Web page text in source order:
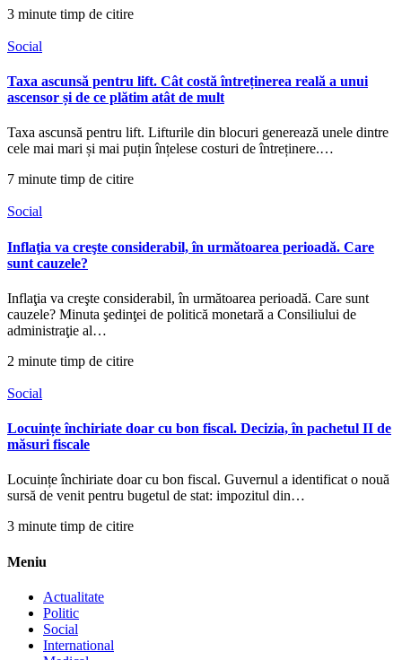
3 minute timp de citire
Social
Taxa ascunsă pentru lift. Cât costă întreținerea reală a unui
ascensor și de ce plătim atât de mult
Taxa ascunsă pentru lift. Lifturile din blocuri generează unele dintre
cele mai mari și mai puțin înțelese costuri de întreținere.…
7 minute timp de citire
Social
Inflaţia va creşte considerabil, în următoarea perioadă. Care
sunt cauzele?
Inflaţia va creşte considerabil, în următoarea perioadă. Care sunt
cauzele? Minuta şedinţei de politică monetară a Consiliului de
administraţie al…
2 minute timp de citire
Social
Locuințe închiriate doar cu bon fiscal. Decizia, în pachetul II de
măsuri fiscale
Locuințe închiriate doar cu bon fiscal. Guvernul a identificat o nouă
sursă de venit pentru bugetul de stat: impozitul din…
3 minute timp de citire
Meniu
Actualitate
Politic
Social
International